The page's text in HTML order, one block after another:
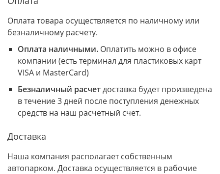
Оплата товара осуществляется по наличному или
безналичному расчету.
Оплата наличными. Оплатить можно в офисе
компании (есть терминал для пластиковых карт
VISA и MasterCard)
Безналичный расчетдоставка будет произведена
в течение 3 дней после поступления денежных
средств на наш расчетный счет.
Доставка
Наша компания располагает собственным
автопарком. Доставка осуществляется в рабочие